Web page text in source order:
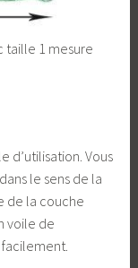
taille 1 mesure
d’utilisation. Vous
le sens de la
de la couche
voile de